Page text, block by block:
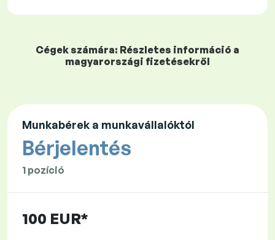
Cégek számára: Részletes információ a
magyarországi fizetésekről
Munkabérek a munkavállalóktól
Bérjelentés
1 pozíció
100 EUR*